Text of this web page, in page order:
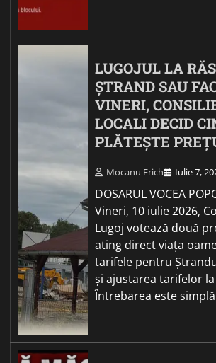
LUGOJUL LA
ȘTRAND SAU
VINERI,
LOCALI DECID
PLĂTEȘTE
Mocanu Erich Iulie 7,
DOSARUL VOCEA
Vineri, 10 iulie 2026,
Lugoj votează două
ating direct viața
tarifele pentru
și ajustarea tarifelor
Întrebarea este